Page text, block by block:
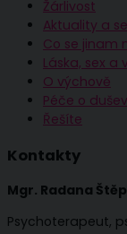
Žárlivost
Aktuality a
Co se jinam
Láska, sex a
O výchově
Péče o
Řešíte
Kontakty
Mgr. Radana
Psychoterapeut,